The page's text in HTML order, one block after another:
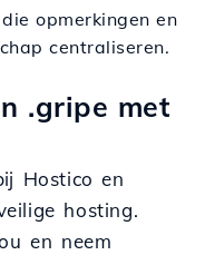
opmerkingen en
centraliseren.
.gripe met
Hostico en
hosting.
en neem